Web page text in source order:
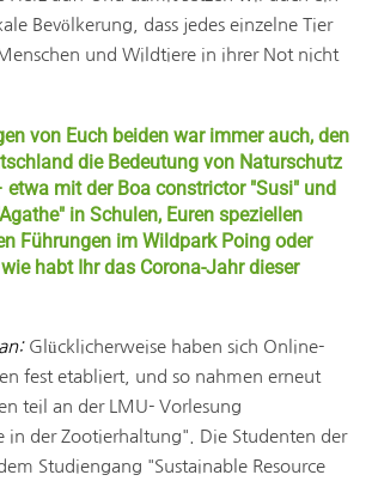
Bevölkerung, dass jedes einzelne Tier
und Wildtiere in ihrer Not nicht
von Euch beiden war immer auch, den
die Bedeutung von Naturschutz
etwa mit der Boa constrictor "Susi" und
in Schulen, Euren speziellen
Führungen im Wildpark Poing oder
habt Ihr das Corona-Jahrdieser
Glücklicherweise haben sich Online-
fest etabliert, und so nahmen erneut
teil an der LMU- Vorlesung
in der Zootierhaltung". Die Studenten der
Studiengang "Sustainable Resource